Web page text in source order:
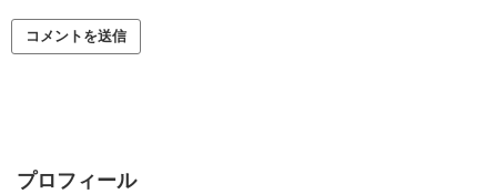
プロフィール